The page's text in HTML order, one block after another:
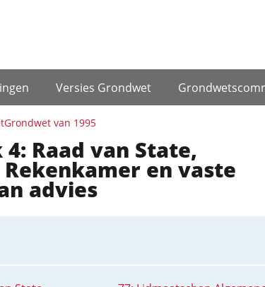
Versies Grondwet
Grondwet van 1995
Raad van State,
en vaste
advies